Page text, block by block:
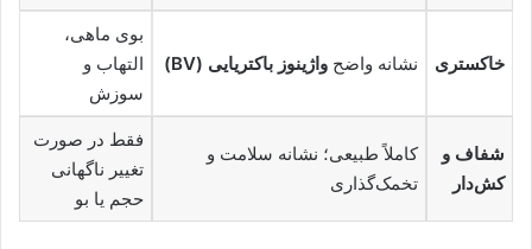
خاکستری نشانه واضح واژینوز باکتریایی (BV)
بوی ماهی،
التهاب و
سوزش
شفاف و
کش‌دار
کاملاً طبیعی؛ نشانه سلامت و
تخمک‌گذاری
فقط در صورت
تغییر ناگهانی
حجم یا بو